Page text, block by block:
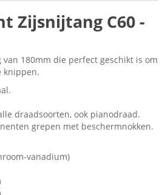
Zijsnijtang C60 -
van 180mm die perfect geschikt is om
knippen.
draadsoorten, ook pianodraad.
grepen met beschermnokken.
vanadium)